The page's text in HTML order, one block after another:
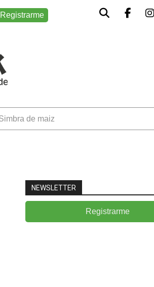
Registrarme
simbra de maiz
NEWSLETTER
Registrarme